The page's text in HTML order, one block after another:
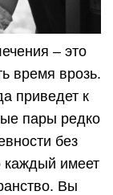
– это
время врозь.
приведет к
пары редко
без
каждый имеет
Вы